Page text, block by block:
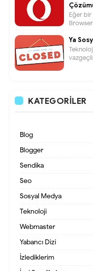
Eğer bir
Browser
Ya
KATEGORILER
Blog
Blogger
Sendika
Seo
Sosyal Medya
Teknoloji
Webmaster
Yabancı Dizi
İzlediklerim